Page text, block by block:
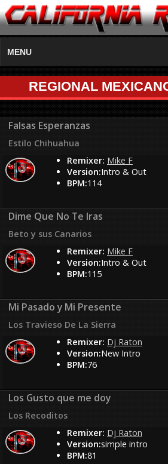
MENU
REGIONAL
Falsas Esperanzas
Estilo Chihuahua
Remixer: Mike F
Version:Intro & Out
BPM:114
Dime Que No Te Iras
Beto y sus Canarios
Remixer: Mike F
Version:Intro & Out
BPM:115
Mi Pasado y Mi Presente
Los Travieso De La Sierra
Remixer: Dj Raton
Version:New Intro
BPM:76
Los Gusto que me doy
Los Recoditos
Remixer: Dj Raton
Version:simple intro
BPM:81